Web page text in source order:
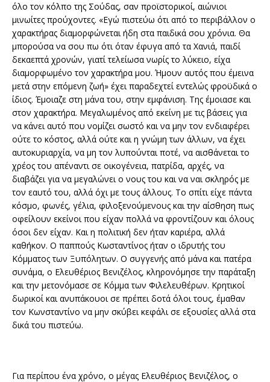
όλο τον κόλπο της Σούδας, σαν προϊστορικοί, αιώνιοι
μινωίτες προύχοντες. «Εγώ πιστεύω ότι από το περιβάλλον ο
χαρακτήρας διαμορφώνεται ήδη στα παιδικά σου χρόνια. Θα
μπορούσα να σου πω ότι όταν έφυγα από τα Χανιά, παιδί
δεκαεπτά χρονών, γιατί τελείωσα νωρίς το λύκειο, είχα
διαμορφωμένο τον χαρακτήρα μου. Ήμουν αυτός που έμεινα
μετά στην επόμενη ζωή» έχει παραδεχτεί εντελώς φροϋδικά ο
ίδιος. Έμοιαζε στη μάνα του, στην εμφάνιση. Της έμοιασε και
στον χαρακτήρα. Μεγαλωμένος από εκείνη με τις βάσεις για
να κάνει αυτό που νομίζει σωστό και να μην τον ενδιαφέρει
ούτε το κόστος, αλλά ούτε και η γνώμη των άλλων, να έχει
αυτοκυριαρχία, να μη τον λυπούνται ποτέ, να αισθάνεται το
χρέος του απέναντι σε οικογένεια, πατρίδα, αρχές, να
διαβάζει για να μεγαλώνει ο νους του και να ναι σκληρός με
τον εαυτό του, αλλά όχι με τους άλλους. Το σπίτι είχε πάντα
κόσμο, φωνές, γέλια, φιλοξενούμενους και την αίσθηση πως
οφείλουν εκείνοι που είχαν πολλά να φροντίζουν και όλους
όσοι δεν είχαν. Και η πολιτική δεν ήταν καριέρα, αλλά
καθήκον. Ο παππούς Κωσταντίνος ήταν ο ιδρυτής του
Κόμματος των Ξυπόλητων. Ο συγγενής από μάνα και πατέρα
συνάμα, ο Ελευθέριος Βενιζέλος, κληρονόμησε την παράταξη
και την μετονόμασε σε Κόμμα των Φιλελευθέρων. Κρητικοί
δωρικοί και ανυπάκουοι σε πρέπει δοτά όλοι τους, έμαθαν
τον Κωνσταντίνο να μην σκύβει κεφάλι σε εξουσίες αλλά στα
δικά του πιστεύω.
Για περίπου ένα χρόνο, ο μέγας Ελευθέριος Βενιζέλος, ο